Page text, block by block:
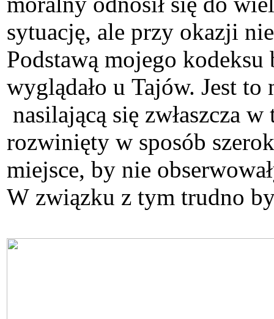
sytuację, ale przy okazji
Podstawą mojego
wyglądało u Tajów. Jest
nasilającą się zwłaszcza
rozwinięty w sposób
miejsce, by nie
W związku z tym trudno